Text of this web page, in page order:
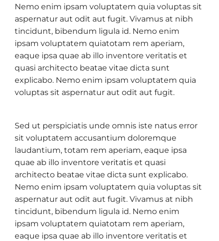
Nemo enim ipsam voluptatem quia voluptas sit
aspernatur aut odit aut fugit. Vivamus at nibh
tincidunt, bibendum ligula id. Nemo enim
ipsam voluptatem quiatotam rem aperiam,
eaque ipsa quae ab illo inventore veritatis et
quasi architecto beatae vitae dicta sunt
explicabo. Nemo enim ipsam voluptatem quia
voluptas sit aspernatur aut odit aut fugit.
Sed ut perspiciatis unde omnis iste natus error
sit voluptatem accusantium doloremque
laudantium, totam rem aperiam, eaque ipsa
quae ab illo inventore veritatis et quasi
architecto beatae vitae dicta sunt explicabo.
Nemo enim ipsam voluptatem quia voluptas sit
aspernatur aut odit aut fugit. Vivamus at nibh
tincidunt, bibendum ligula id. Nemo enim
ipsam voluptatem quiatotam rem aperiam,
eaque ipsa quae ab illo inventore veritatis et